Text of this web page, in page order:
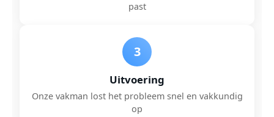
past
3
Uitvoering
Onze vakman lost het probleem snel en vakkundig
op